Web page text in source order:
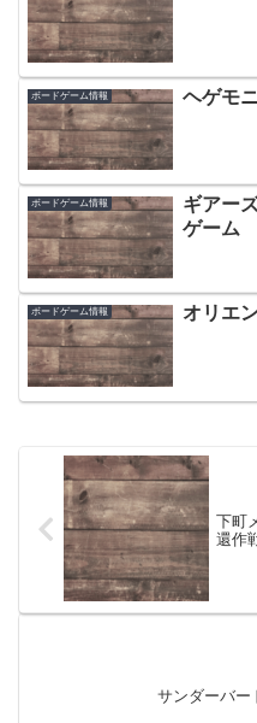
ボードゲーム情報 ヘゲモ
ボードゲーム情報
ギアー
ゲーム
ボードゲーム情報 オリエ
下町
還作
サンダーバー